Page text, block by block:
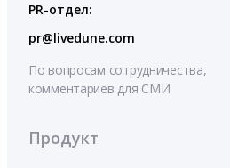
PR-отдел:
pr@livedune.com
По вопросам сотрудничества,
комментариев для СМИ
Продукт